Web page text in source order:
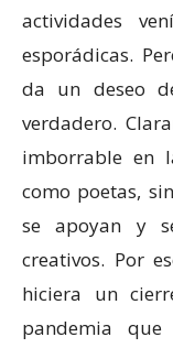
actividades
esporádicas.
da un deseo
verdadero.
imborrable en
como poetas,
se apoyan y
creativos. Por
hiciera un
pandemia